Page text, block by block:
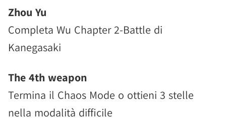
Zhou Yu
Completa Wu Chapter 2-Battle di
Kanegasaki
The 4th weapon
Termina il Chaos Mode o ottieni 3 stelle
nella modalità difficile